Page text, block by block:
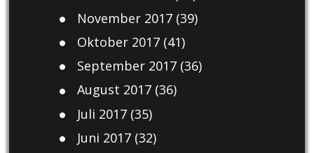
November 2017(39)
Oktober 2017(41)
September 2017(36)
August 2017(36)
Juli 2017(35)
Juni 2017(32)